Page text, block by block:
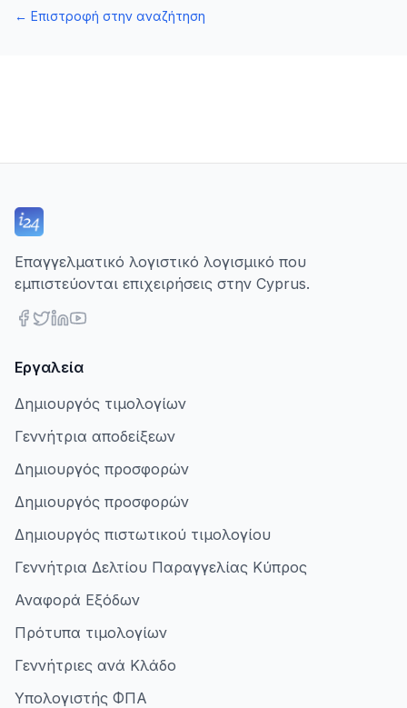
← Επιστροφή στην αναζήτηση
Επαγγελματικό λογιστικό λογισμικό που
εμπιστεύονται επιχειρήσεις στην Cyprus.
Εργαλεία
Δημιουργός τιμολογίων
Γεννήτρια αποδείξεων
Δημιουργός προσφορών
Δημιουργός προσφορών
Δημιουργός πιστωτικού τιμολογίου
Γεννήτρια Δελτίου Παραγγελίας Κύπρος
Αναφορά Εξόδων
Πρότυπα τιμολογίων
Γεννήτριες ανά Κλάδο
Υπολογιστής ΦΠΑ